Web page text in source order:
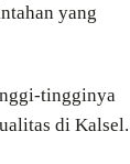
yang
tingginya
di Kalsel.